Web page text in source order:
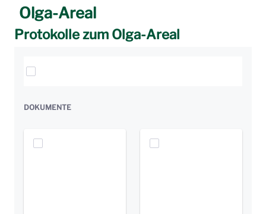
Olga-Areal
Protokolle zum Olga-Areal
Elemente auswählen
DOKUMENTE